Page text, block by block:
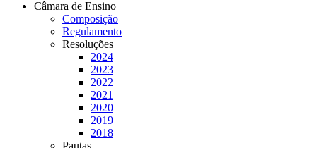
Câmara de Ensino
Composição
Regulamento
Resoluções
2024
2023
2022
2021
2020
2019
2018